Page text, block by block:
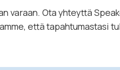
varaan. Ota yhteyttä
että tapahtumastasi